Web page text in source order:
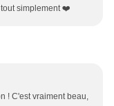
simplement ❤️
! C'est vraiment beau,